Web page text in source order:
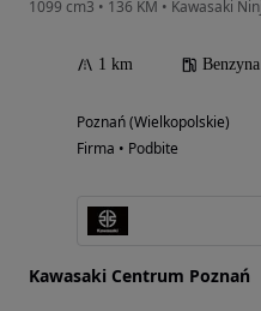
1 km Benzyna
Poznań (Wielkopolskie)
Firma • Podbite
Kawasaki Centrum Poznań